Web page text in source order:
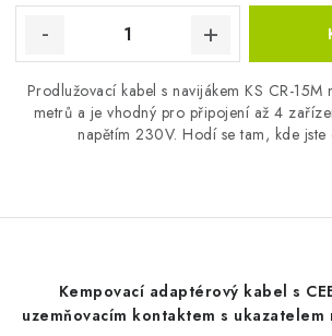
Prodlužovací kabel s navijákem KS CR-15M
metrů a je vhodný pro připojení až 4
napětím 230V. Hodí se tam, kde jste
Kempovací adaptérový kabel s
uzemňovacím kontaktem s